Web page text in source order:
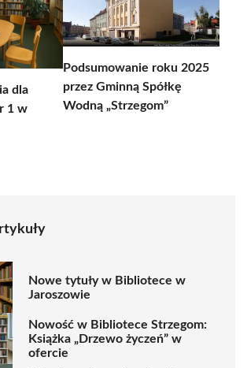
dla
1 w
Podsumowanie roku 2025
przez Gminną Spółkę
Wodną „Strzegom”
Nowe tytuły w Bibliotece w
Jaroszowie
Nowość w Bibliotece Strzegom:
Książka „Drzewo życzeń” w
ofercie